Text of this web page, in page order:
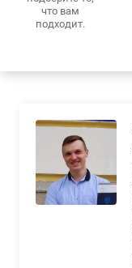
что вам
подходит.